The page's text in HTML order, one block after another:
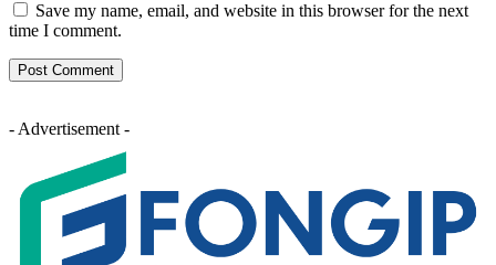
Save my name, email, and website in this browser for the next
time I comment.
- Advertisement -